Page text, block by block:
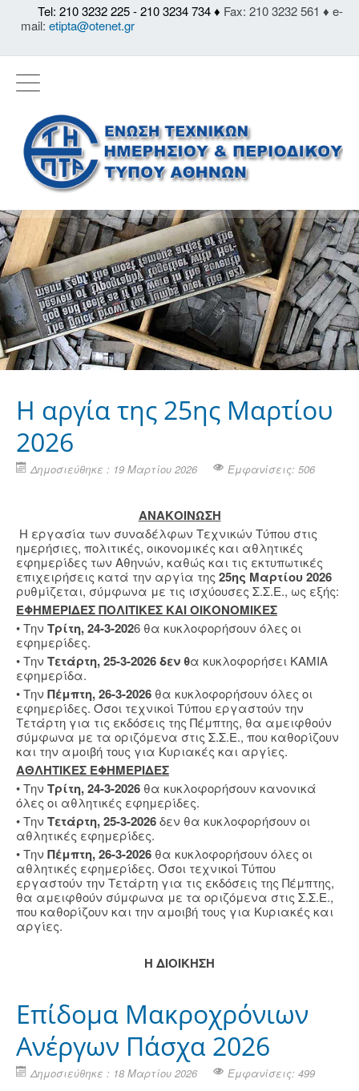
Tel: 210 3232 225 - 210 3234 734 ♦ Fax: 210 3232 561 ♦ e-
mail: etipta@otenet.gr
H αργία της 25ης Μαρτίου
2026
Δημοσιεύθηκε : 19 Μαρτίου 2026 Εμφανίσεις: 506
ΑΝΑΚΟΙΝΩΣΗ
Η εργασία των συναδέλφων Τεχνικών Τύπου στις
ημερήσιες, πολιτικές, οικονομικές και αθλητικές
εφημερίδες των Αθηνών, καθώς και τις εκτυπωτικές
επιχειρήσεις κατά την αργία της 25ης Μαρτίου 2026
ρυθμίζεται, σύμφωνα με τις ισχύουσες Σ.Σ.Ε., ως εξής:
ΕΦΗΜΕΡΙΔΕΣ ΠΟΛΙΤΙΚΕΣ ΚΑΙ ΟΙΚΟΝΟΜΙΚΕΣ
• Την Τρίτη, 24-3-2026 θα κυκλοφορήσουν όλες οι
εφημερίδες.
• Την Τετάρτη, 25-3-2026 δεν θα κυκλοφορήσει ΚΑΜΙΑ
εφημερίδα.
• Την Πέμπτη, 26-3-2026 θα κυκλοφορήσουν όλες οι
εφημερίδες. Όσοι τεχνικοί Τύπου εργαστούν την
Τετάρτη για τις εκδόσεις της Πέμπτης, θα αμειφθούν
σύμφωνα με τα οριζόμενα στις Σ.Σ.Ε., που καθορίζουν
και την αμοιβή τους για Κυριακές και αργίες.
ΑΘΛΗΤΙΚΕΣ ΕΦΗΜΕΡΙΔΕΣ
• Την Τρίτη, 24-3-2026 θα κυκλοφορήσουν κανονικά
όλες οι αθλητικές εφημερίδες.
• Την Τετάρτη, 25-3-2026δεν θα κυκλοφορήσουν οι
αθλητικές εφημερίδες.
• Την Πέμπτη, 26-3-2026 θα κυκλοφορήσουν όλες οι
αθλητικές εφημερίδες. Όσοι τεχνικοί Τύπου
εργαστούν την Τετάρτη για τις εκδόσεις της Πέμπτης,
θα αμειφθούν σύμφωνα με τα οριζόμενα στις Σ.Σ.Ε.,
που καθορίζουν και την αμοιβή τους για Κυριακές και
αργίες.
Η ΔΙΟΙΚΗΣΗ
Επίδομα Μακροχρόνιων
Ανέργων Πάσχα 2026
Δημοσιεύθηκε : 18 Μαρτίου 2026 Εμφανίσεις: 499